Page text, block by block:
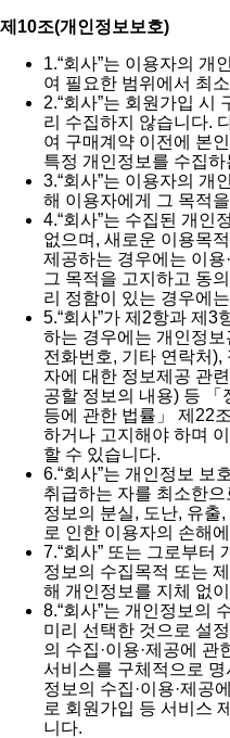
제10조(개인정보보호)
1.“회사”는 이용자의 개
여 필요한 범위에서 최
2.“회사”는 회원가입 시
리 수집하지 않습니다.
여 구매계약 이전에 본
특정 개인정보를 수집
3.“회사”는 이용자의 개
해 이용자에게 그 목적
4.“회사”는 수집된 개인
없으며, 새로운 이용목
제공하는 경우에는 이용
그 목적을 고지하고 동
리 정함이 있는 경우에
5.“회사”가 제2항과 제3
하는 경우에는 개인정
전화번호, 기타 연락처
자에 대한 정보제공 관
공할 정보의 내용) 등 「
등에 관한 법률」 제22
하거나 고지해야 하며
할 수 있습니다.
6.“회사”는 개인정보 보
취급하는 자를 최소한
정보의 분실, 도난, 유출
로 인한 이용자의 손해
7.“회사” 또는 그로부터
정보의 수집목적 또는
해 개인정보를 지체 없
8.“회사”는 개인정보의
미리 선택한 것으로 설
의 수집·이용·제공에
서비스를 구체적으로
정보의 수집·이용·제공
로 회원가입 등 서비스
니다.